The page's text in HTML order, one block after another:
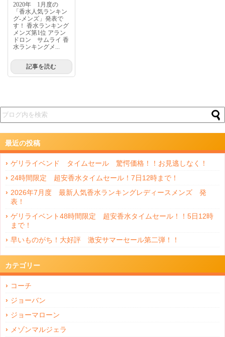
2020年 1月度の
「香水人気ランキン
グ-メンズ」発表で
す！ 香水ランキング
メンズ第1位 アラン
ドロン サムライ 香
水ランキングメ...
記事を読む
最近の投稿
ゲリライベンド タイムセール 驚愕価格！！お見逃しなく！
24時間限定 超安香水タイムセール！7日12時まで！
2026年7月度 最新人気香水ランキングレディースメンズ 発
表！
ゲリライベント48時間限定 超安香水タイムセール！！5日12時
まで！
早いものがち！大好評 激安サマーセール第二弾！！
カテゴリー
コーチ
ジョーバン
ジョーマローン
メゾンマルジェラ